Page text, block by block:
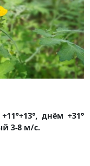
днём +31°
3-8 м/с.